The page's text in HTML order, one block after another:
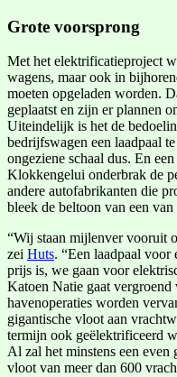
Grote voorsprong
Met het elektrificatieproject
wagens, maar ook in
moeten opgeladen worden.
geplaatst en zijn er plannen
Uiteindelijk is het de
bedrijfswagen een laadpaal
ongeziene schaal dus. En
Klokkengelui onderbrak de
andere autofabrikanten die
bleek de beltoon van een
“Wij staan mijlenver vooruit
zei Huts. “Een laadpaal voor
prijs is, we gaan voor
Katoen Natie gaat
havenoperaties worden
gigantische vloot aan
termijn ook geëlektrificeerd
Al zal het minstens een even
vloot van meer dan 600